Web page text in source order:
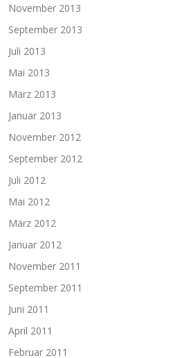
November 2013
September 2013
Juli 2013
Mai 2013
März 2013
Januar 2013
November 2012
September 2012
Juli 2012
Mai 2012
März 2012
Januar 2012
November 2011
September 2011
Juni 2011
April 2011
Februar 2011